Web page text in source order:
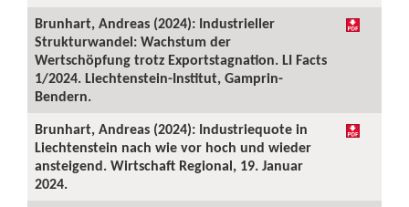
Brunhart, Andreas (2024): Industrieller
Strukturwandel: Wachstum der
Wertschöpfung trotz Exportstagnation. LI Facts
1/2024. Liechtenstein-Institut, Gamprin-
Bendern.
Brunhart, Andreas (2024): Industriequote in
Liechtenstein nach wie vor hoch und wieder
ansteigend. Wirtschaft Regional, 19. Januar
2024.